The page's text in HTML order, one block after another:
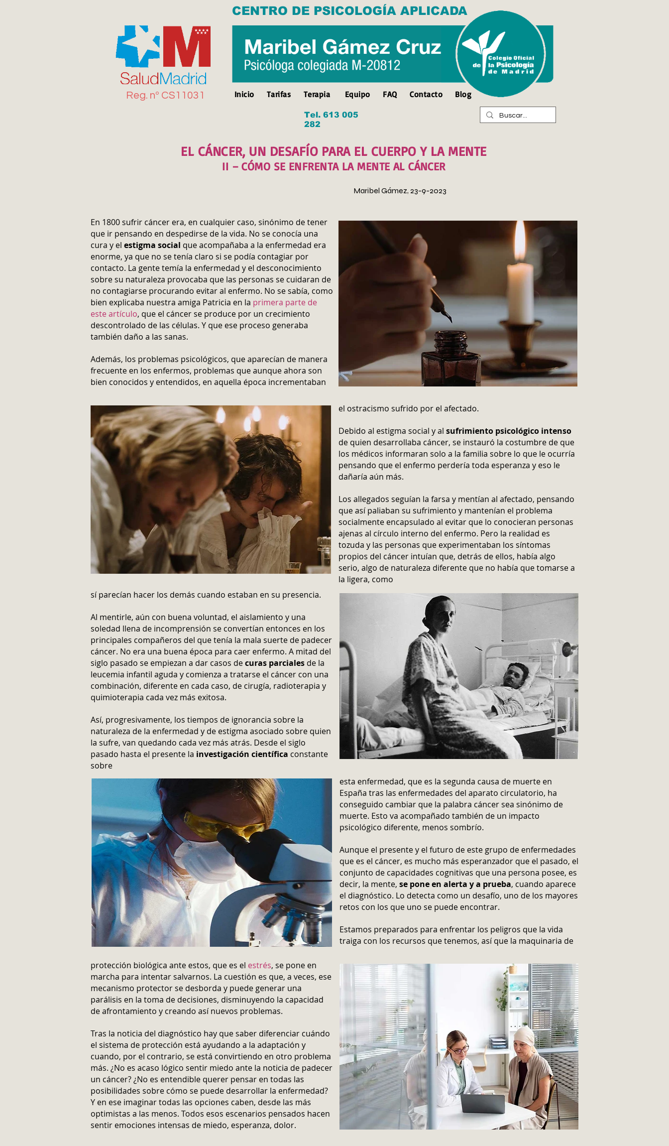
CENTRO DE PSICOLOGÍA APLICADA
Reg. nº CS11031 Inicio Tarifas Terapia Equipo FAQ Contacto Blog
Tel. 613 005
282
EL CÁNCER, UN DESAFÍO PARA EL CUERPO Y LA MENTE
II – CÓMO SE ENFRENTA LA MENTE AL CÁNCER
Maribel Gámez, 23-9-2023
En 1800 sufrir cáncer era, en cualquier caso, sinónimo de tener
que ir pensando en despedirse de la vida. No se conocía una
cura y el estigma social que acompañaba a la enfermedad era
enorme, ya que no se tenía claro si se podía contagiar por
contacto. La gente temía la enfermedad y el desconocimiento
sobre su naturaleza provocaba que las personas se cuidaran de
no contagiarse procurando evitar al enfermo. No se sabía, como
bien explicaba nuestra amiga Patricia en la primera parte de
este artículo, que el cáncer se produce por un crecimiento
descontrolado de las células. Y que ese proceso generaba
también daño a las sanas.
Además, los problemas psicológicos, que aparecían de manera
frecuente en los enfermos, problemas que aunque ahora son
bien conocidos y entendidos, en aquella época incrementaban
sí parecían hacer los demás cuando estaban en su presencia.
Al mentirle, aún con buena voluntad, el aislamiento y una
soledad llena de incomprensión se convertían entonces en los
principales compañeros del que tenía la mala suerte de padecer
cáncer. No era una buena época para caer enfermo. A mitad del
siglo pasado se empiezan a dar casos decuras parciales de la
leucemia infantil aguda y comienza a tratarse el cáncer con una
combinación, diferente en cada caso, de cirugía, radioterapia y
quimioterapia cada vez más exitosa.
Así, progresivamente, los tiempos de ignorancia sobre la
naturaleza de la enfermedad y de estigma asociado sobre quien
la sufre, van quedando cada vez más atrás. Desde el siglo
pasado hasta el presente la investigación científica constante
sobre
protección biológica ante estos, que es el estrés, se pone en
marcha para intentar salvarnos. La cuestión es que, a veces, ese
mecanismo protector se desborda y puede generar una
parálisis en la toma de decisiones, disminuyendo la capacidad
de afrontamiento y creando así nuevos problemas.
Tras la noticia del diagnóstico hay que saber diferenciar cuándo
el sistema de protección está ayudando a la adaptación y
cuando, por el contrario, se está convirtiendo en otro problema
más. ¿No es acaso lógico sentir miedo ante la noticia de padecer
un cáncer? ¿No es entendible querer pensar en todas las
posibilidades sobre cómo se puede desarrollar la enfermedad?
Y en ese imaginar todas las opciones caben, desde las más
optimistas a las menos. Todos esos escenarios pensados hacen
sentir emociones intensas de miedo, esperanza, dolor.
el ostracismo sufrido por el afectado.
Debido al estigma social y al sufrimiento psicológico intenso
de quien desarrollaba cáncer, se instauró la costumbre de que
los médicos informaran solo a la familia sobre lo que le ocurría
pensando que el enfermo perdería toda esperanza y eso le
dañaría aún más.
Los allegados seguían la farsa y mentían al afectado, pensando
que así paliaban su sufrimiento y mantenían el problema
socialmente encapsulado al evitar que lo conocieran personas
ajenas al círculo interno del enfermo. Pero la realidad es
tozuda y las personas que experimentaban los síntomas
propios del cáncer intuían que, detrás de ellos, había algo
serio, algo de naturaleza diferente que no había que tomarse a
la ligera, como
esta enfermedad, que es la segunda causa de muerte en
España tras las enfermedades del aparato circulatorio, ha
conseguido cambiar que la palabra cáncer sea sinónimo de
muerte. Esto va acompañado también de un impacto
psicológico diferente, menos sombrío.
Aunque el presente y el futuro de este grupo de enfermedades
que es el cáncer, es mucho más esperanzador que el pasado, el
conjunto de capacidades cognitivas que una persona posee, es
decir, la mente, se pone en alerta y a prueba, cuando aparece
el diagnóstico. Lo detecta como un desafío, uno de los mayores
retos con los que uno se puede encontrar.
Estamos preparados para enfrentar los peligros que la vida
traiga con los recursos que tenemos, así que la maquinaria de